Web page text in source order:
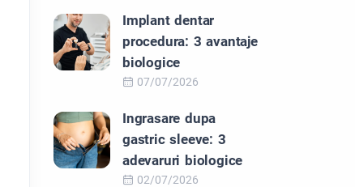
Implant dentar
procedura: 3 avantaje
biologice
07/07/2026
Ingrasare dupa
gastric sleeve: 3
adevaruri biologice
02/07/2026